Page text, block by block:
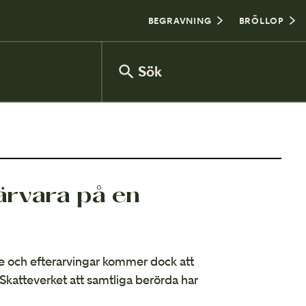
BEGRAVNING BRÖLLOP
Sök
på en
och efterarvingar kommer dock att
att samtliga berörda har